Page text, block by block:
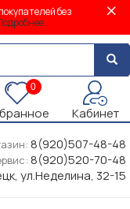
без
0
Кабинет
8(920)507-48-48
8(920)520-70-48
ул.Неделина, 32-15